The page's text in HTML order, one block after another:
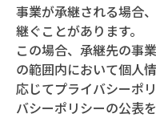
事業が承継される場合
継ぐことがあります。
この場合、承継先の事
の範囲内において個人
応じてプライバシーポ
バシーポリシーの公表を